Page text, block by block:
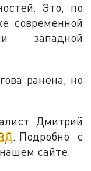
Это, по
современной
западной
ранена, но
Дмитрий
. Подробно с
сайте.